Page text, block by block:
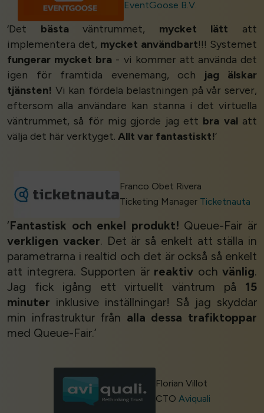
EventGoose B.V.
‘Det bästaväntrummet, mycket lätt att
implementera det, mycket användbart!!! Systemet
fungerar mycket bra - vi kommer att använda det
igen för framtida evenemang, och jag älskar
tjänsten! Vi kan fördela belastningen på vår server,
eftersom alla användare kan stanna i det virtuella
väntrummet, så för mig gjorde jag ett bra valatt
välja det här verktyget. Allt var fantastiskt!’
Franco Obet Rivera
Ticketing Manager Ticketnauta
‘Fantastisk och enkel produkt! Queue-Fair är
verkligen vacker. Det är så enkelt att ställa in
parametrarna i realtid och det är också så enkelt
att integrera. Supporten är reaktiv och vänlig.
Jag fick igång ett virtuellt väntrum på 15
minuter inklusive inställningar! Så jag skyddar
min infrastruktur från alla dessa trafiktoppar
med Queue-Fair.’
Florian Villot
CTO Aviquali